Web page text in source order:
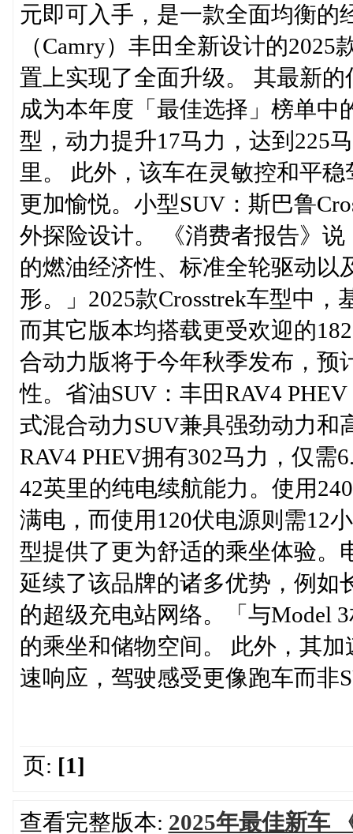
元即可入手，是一款全面均衡的
（Camry）丰田全新设计的
置上实现了全面升级。 其最新
成为本年度「最佳选择」榜单中
型，动力提升17马力，达到225
里。 此外，该车在灵敏控和平
更加愉悦。小型SUV：斯巴鲁
外探险设计。 《消费者报告》
的燃油经济性、标准全轮驱动以
形。」2025款Crosstrek车型中
而其它版本均搭载更受欢迎的
合动力版将于今年秋季发布，预
性。省油SUV：丰田RAV4
式混合动力SUV兼具强劲动力和
RAV4 PHEV拥有302马力，仅需
42英里的纯电续航能力。使用
满电，而使用120伏电源则需12
型提供了更为舒适的乘坐体验。
延续了该品牌的诸多优势，例如
的超级充电站网络。「与Model
的乘坐和储物空间。 此外，其
速响应，驾驶感受更像跑车而非
页: [1]
查看完整版本: 2025年最佳新车